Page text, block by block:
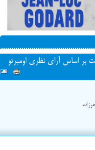
بر اساس آرای نظری اومبرتو